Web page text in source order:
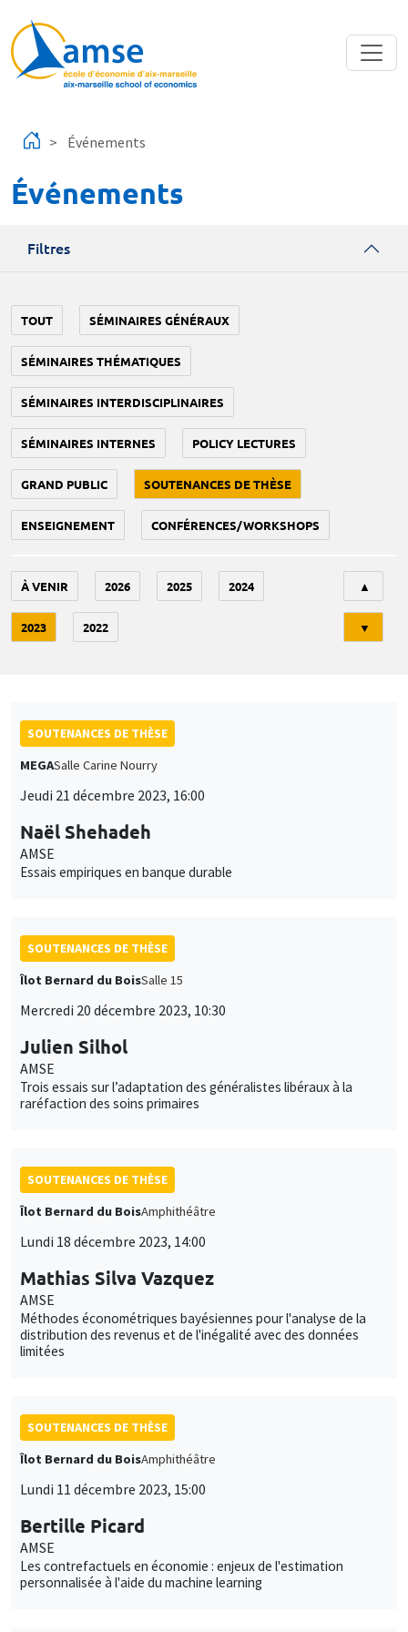
Événements
Événements
Filtres
TOUT SÉMINAIRES GÉNÉRAUX
SÉMINAIRES THÉMATIQUES
SÉMINAIRES INTERDISCIPLINAIRES
SÉMINAIRES INTERNES POLICY LECTURES
GRAND PUBLIC SOUTENANCES DE THÈSE
ENSEIGNEMENT CONFÉRENCES/WORKSHOPS
À VENIR 2026 2025 2024
2023 2022
▲
▼
SOUTENANCES DE THÈSE
MEGASalle Carine Nourry
Jeudi 21 décembre 2023, 16:00
Naël Shehadeh
AMSE
Essais empiriques en banque durable
SOUTENANCES DE THÈSE
Îlot Bernard du BoisSalle 15
Mercredi 20 décembre 2023, 10:30
Julien Silhol
AMSE
Trois essais sur l’adaptation des généralistes libéraux à la
raréfaction des soins primaires
SOUTENANCES DE THÈSE
Îlot Bernard du BoisAmphithéâtre
Lundi 18 décembre 2023, 14:00
Mathias Silva Vazquez
AMSE
Méthodes économétriques bayésiennes pour l'analyse de la
distribution des revenus et de l'inégalité avec des données
limitées
SOUTENANCES DE THÈSE
Îlot Bernard du BoisAmphithéâtre
Lundi 11 décembre 2023, 15:00
Bertille Picard
AMSE
Les contrefactuels en économie : enjeux de l'estimation
personnalisée à l'aide du machine learning